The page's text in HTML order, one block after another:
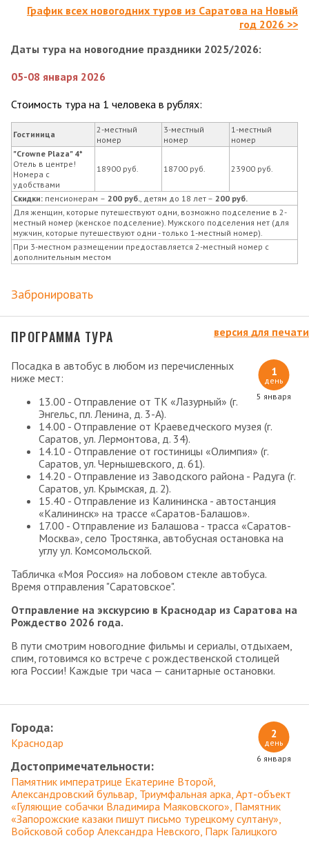
График всех новогодних туров из Саратова на Новый
год 2026 >>
Даты тура на новогодние праздники 2025/2026:
05-08 января 2026
Стоимость тура на 1 человека в рублях:
Гостиница
2-местный
номер
3-местный
номер
1-местный
номер
"Crowne Plaza" 4*
Отель в центре!
Номера с
удобствами
18900 руб. 18700 руб. 23900 руб.
Скидки: пенсионерам – 200 руб., детям до 18 лет – 200 руб.
Для женщин, которые путешествуют одни, возможно подселение в 2-
местный номер (женское подселение). Мужского подселения нет (для
мужчин, которые путешествуют одни - только 1-местный номер).
При 3-местном размещении предоставляется 2-местный номер с
дополнительным местом
Забронировать
ПРОГРАММА ТУРА версия для печати
1
день
5 января
Посадка в автобус в любом из перечисленных
ниже мест:
13.00 - Отправление от ТК «Лазурный» (г.
Энгельс, пл. Ленина, д. 3-А).
14.00 - Отправление от Краеведческого музея (г.
Саратов, ул. Лермонтова, д. 34).
14.10 - Отправление от гостиницы «Олимпия» (г.
Саратов, ул. Чернышевского, д. 61).
14.20 - Отправление из Заводского района - Радуга (г.
Саратов, ул. Крымская, д. 2).
15.40 - Отправление из Калининска - автостанция
«Калининск» на трассе «Саратов-Балашов».
17.00 - Отправление из Балашова - трасса «Саратов-
Москва», село Тростянка, автобусная остановка на
углу ул. Комсомольской.
Табличка «Моя Россия» на лобовом стекле автобуса.
Время отправления "Саратовское".
Отправление на экскурсию в Краснодар из Саратова на
Рождество 2026 года.
В пути смотрим новогодние фильмы и сериалы, отдыхаем,
спим, готовимся ко встрече с рождественской столицей
юга России! Каждые три часа — санитарные остановки.
2
день
6 января
Города:
Краснодар
Достопримечательности:
Памятник императрице Екатерине Второй
Александровский бульвар Триумфальная арка Арт-объект
«Гуляющие собачки Владимира Маяковского» Памятник
«Запорожские казаки пишут письмо турецкому султану»
Войсковой собор Александра Невского Парк Галицкого